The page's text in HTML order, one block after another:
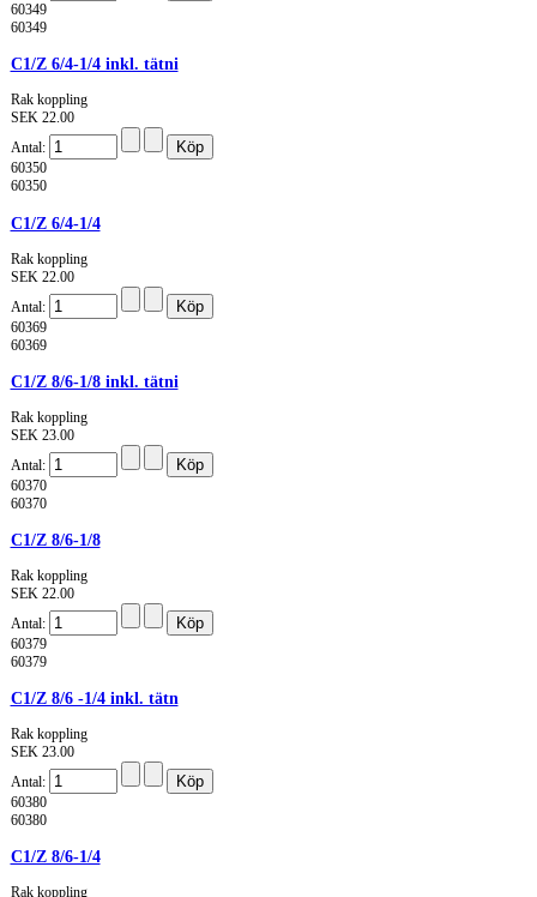
60349
60349
C1/Z 6/4-1/4 inkl. tätni
Rak koppling
SEK 22.00
Antal:
60350
60350
C1/Z 6/4-1/4
Rak koppling
SEK 22.00
Antal:
60369
60369
C1/Z 8/6-1/8 inkl. tätni
Rak koppling
SEK 23.00
Antal:
60370
60370
C1/Z 8/6-1/8
Rak koppling
SEK 22.00
Antal:
60379
60379
C1/Z 8/6 -1/4 inkl. tätn
Rak koppling
SEK 23.00
Antal:
60380
60380
C1/Z 8/6-1/4
Rak koppling